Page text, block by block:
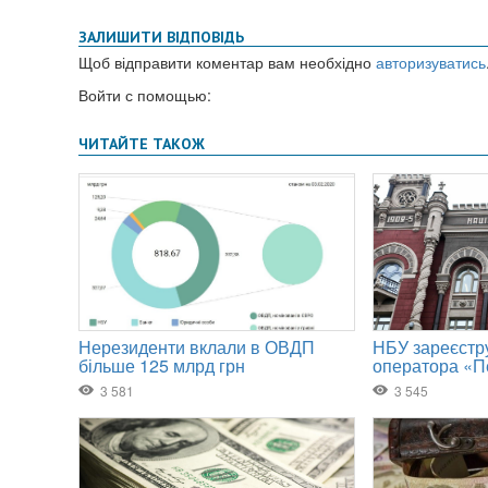
ЗАЛИШИТИ ВІДПОВІДЬ
Щоб відправити коментар вам необхідно авторизуватись
Войти с помощью: